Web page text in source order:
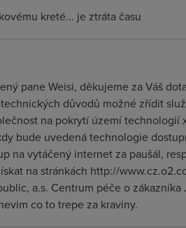
kreté... je ztráta času
pane Weisi, děkujeme za Váš
důvodů možné zřídit
na pokrytí území
bude uvedená technologie
na vytáčený internet za paušál,
na stránkách http://
a.s. Centrum péče o
co to trepe za kraviny.